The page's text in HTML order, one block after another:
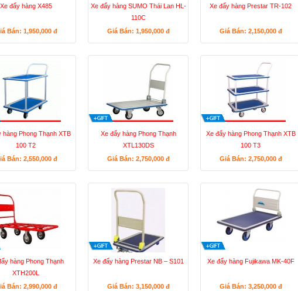
Xe đẩy hàng X485
Bán: 1,950,000 đ
Xe đẩy hàng SUMO Thái Lan HL-
110C
Giá Bán: 1,950,000 đ
Xe đẩy hàng Prestar TR-102
Giá Bán: 2,150,000 đ
hàng Phong Thạnh XTB
100 T2
Bán: 2,550,000 đ
Xe đẩy hàng Phong Thạnh
XTL130DS
Giá Bán: 2,750,000 đ
Xe đẩy hàng Phong Thạnh XTB
100 T3
Giá Bán: 2,750,000 đ
hàng Phong Thạnh
XTH200L
Bán: 2,990,000 đ
Xe đẩy hàng Prestar NB – S101
Giá Bán: 3,150,000 đ
Xe đẩy hàng Fujikawa MK-40F
Giá Bán: 3,250,000 đ